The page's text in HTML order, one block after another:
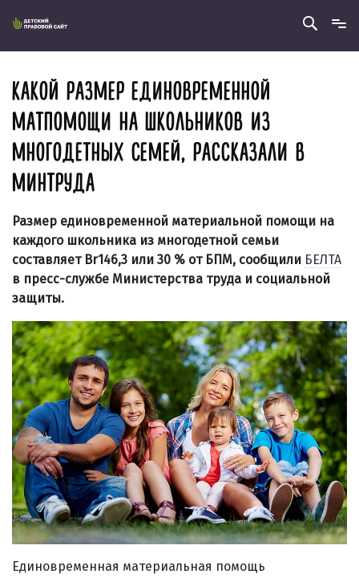
КАКОЙ РАЗМЕР ЕДИНОВРЕМЕННОЙ
МАТПОМОЩИ НА ШКОЛЬНИКОВ ИЗ
МНОГОДЕТНЫХ СЕМЕЙ, РАССКАЗАЛИ В
МИНТРУДА
Размер единовременной материальной помощи на
каждого школьника из многодетной семьи
составляет Br146,3 или 30 % от БПМ, сообщили БЕЛТА
в пресс-службе Министерства труда и социальной
защиты.
Единовременная материальная помощь